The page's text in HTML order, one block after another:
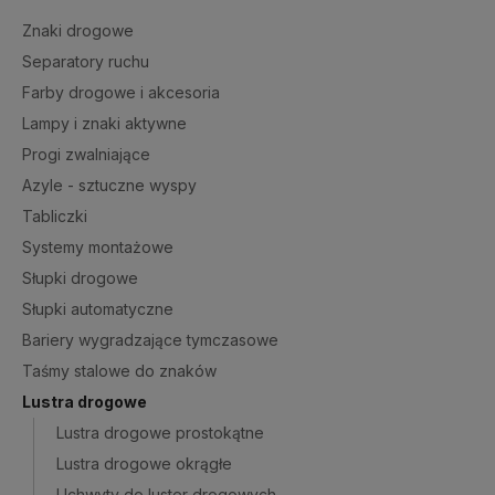
Znaki drogowe
Separatory ruchu
Farby drogowe i akcesoria
Lampy i znaki aktywne
Progi zwalniające
Azyle - sztuczne wyspy
Tabliczki
Systemy montażowe
Słupki drogowe
Słupki automatyczne
Bariery wygradzające tymczasowe
Taśmy stalowe do znaków
Lustra drogowe
Lustra drogowe prostokątne
Lustra drogowe okrągłe